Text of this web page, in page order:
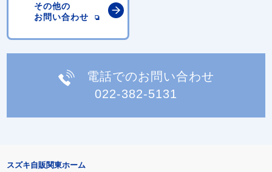
その他の
お問い合わせ
電話でのお問い合わせ
022-382-5131
スズキ自販関東ホーム